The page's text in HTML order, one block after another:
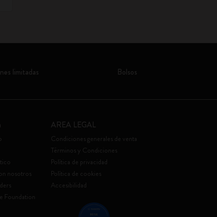
limitadas Bolsos
nosotros
Foundation
AREA LEGAL
Condiciones generales de venta
Términos y Condiciones
Política de privacidad
Política de cookies
Accesibilidad